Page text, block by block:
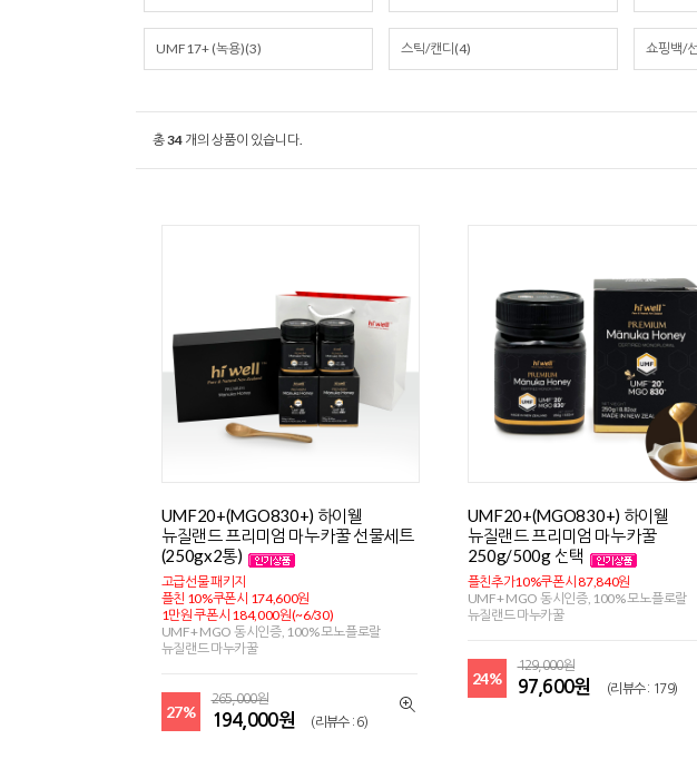
UMF17+ (녹용)(3) 스틱/캔디(4) 쇼핑백/
총34 개의 상품이 있습니다.
UMF20+(MGO830+) 하이웰
뉴질랜드 프리미엄 마누카꿀 선물세트
(250gx2통)
고급선물 패키지
플친 10%쿠폰시 174,600원
1만원 쿠폰시 184,000원(~6/30)
UMF+ MGO 동시인증, 100% 모노플로랄
뉴질랜드 마누카꿀
27%
265,000원
194,000원 (리뷰수 : 6)
UMF20+(MGO830+) 하이웰
뉴질랜드 프리미엄 마누카꿀
250g/500g 선택
플친추가10%쿠폰시 87,840원
UMF+ MGO 동시인증, 100% 모노플로랄
뉴질랜드 마누카꿀
24%
129,000원
97,600원 (리뷰수 : 179)